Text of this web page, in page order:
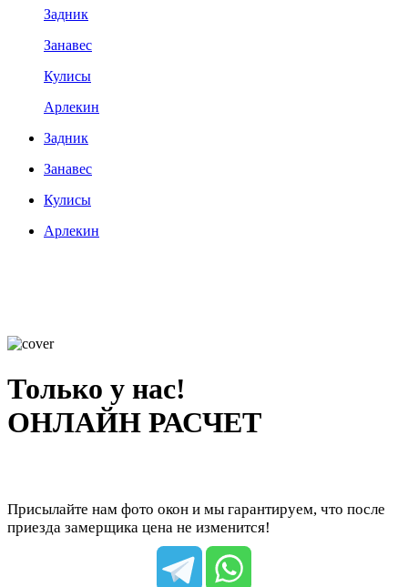
Задник
Занавес
Кулисы
Арлекин
Задник
Занавес
Кулисы
Арлекин
Только у нас!
ОНЛАЙН РАСЧЕТ
Присылайте нам фото окон и мы гарантируем, что после
приезда замерщика цена не изменится!